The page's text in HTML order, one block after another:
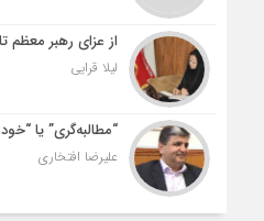
از عزای رهبر معظم
لیلا قرایی
“مطالبه‌گری” یا
علیرضا افتخاری